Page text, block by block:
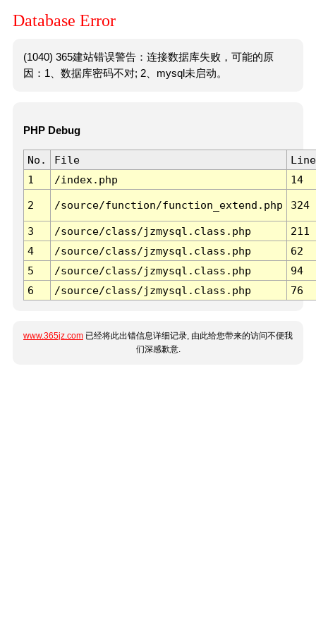
Database Error
(1040) 365建站错误警告：连接数据库失败，可能的原
因：1、数据库密码不对; 2、mysql未启动。
PHP Debug
No. File
Line
1
/index.php 14
2 /source/function/function_extend.php 324
3 /source/class/jzmysql.class.php
211
4
/source/class/jzmysql.class.php
62
5
/source/class/jzmysql.class.php
94
6
/source/class/jzmysql.class.php 76
www.365jz.com 已经将此出错信息详细记录, 由此给您带来的访问不便我
们深感歉意.